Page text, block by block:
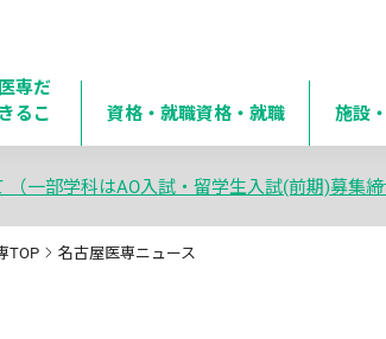
専だ
るこ
資格・就職資格・就職 施設
（一部学科はAO入試・留学生入試(前期)募集締
TOP 名古屋医専ニュース